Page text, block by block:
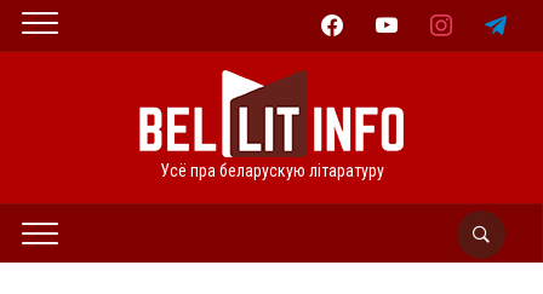
facebookyoutube instagramtelegram
Усё пра беларускую літаратуру